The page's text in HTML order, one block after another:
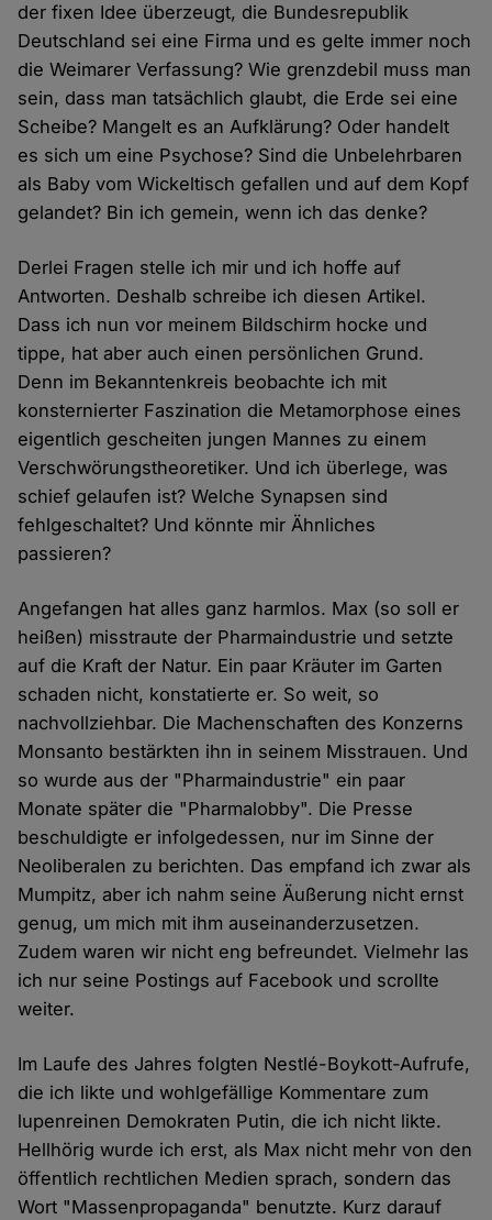
der fixen Idee überzeugt, die Bundesrepublik
Deutschland sei eine Firma und es gelte immer noch
die Weimarer Verfassung? Wie grenzdebil muss man
sein, dass man tatsächlich glaubt, die Erde sei eine
Scheibe? Mangelt es an Aufklärung? Oder handelt
es sich um eine Psychose? Sind die Unbelehrbaren
als Baby vom Wickeltisch gefallen und auf dem Kopf
gelandet? Bin ich gemein, wenn ich das denke?
Derlei Fragen stelle ich mir und ich hoffe auf
Antworten. Deshalb schreibe ich diesen Artikel.
Dass ich nun vor meinem Bildschirm hocke und
tippe, hat aber auch einen persönlichen Grund.
Denn im Bekanntenkreis beobachte ich mit
konsternierter Faszination die Metamorphose eines
eigentlich gescheiten jungen Mannes zu einem
Verschwörungstheoretiker. Und ich überlege, was
schief gelaufen ist? Welche Synapsen sind
fehlgeschaltet? Und könnte mir Ähnliches
passieren?
Angefangen hat alles ganz harmlos. Max (so soll er
heißen) misstraute der Pharmaindustrie und setzte
auf die Kraft der Natur. Ein paar Kräuter im Garten
schaden nicht, konstatierte er. So weit, so
nachvollziehbar. Die Machenschaften des Konzerns
Monsanto bestärkten ihn in seinem Misstrauen. Und
so wurde aus der "Pharmaindustrie" ein paar
Monate später die "Pharmalobby". Die Presse
beschuldigte er infolgedessen, nur im Sinne der
Neoliberalen zu berichten. Das empfand ich zwar als
Mumpitz, aber ich nahm seine Äußerung nicht ernst
genug, um mich mit ihm auseinanderzusetzen.
Zudem waren wir nicht eng befreundet. Vielmehr las
ich nur seine Postings auf Facebook und scrollte
weiter.
Im Laufe des Jahres folgten Nestlé-Boykott-Aufrufe,
die ich likte und wohlgefällige Kommentare zum
lupenreinen Demokraten Putin, die ich nicht likte.
Hellhörig wurde ich erst, als Max nicht mehr von den
öffentlich rechtlichen Medien sprach, sondern das
Wort "Massenpropaganda" benutzte. Kurz darauf